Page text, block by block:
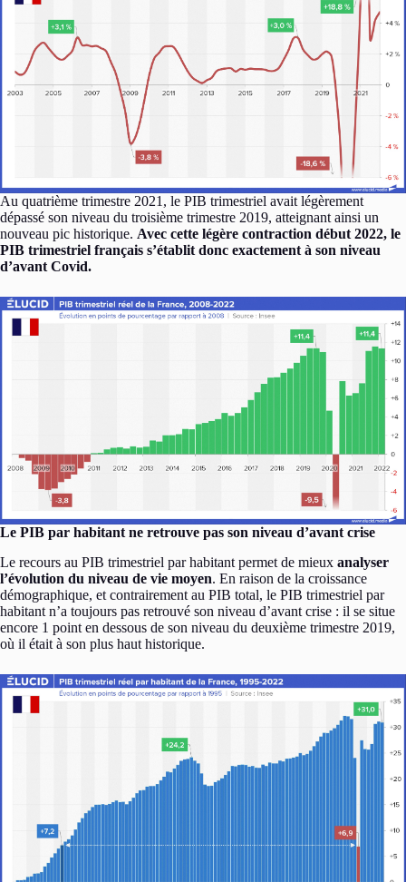
Au quatrième trimestre 2021, le PIB trimestriel avait légèrement
dépassé son niveau du troisième trimestre 2019, atteignant ainsi un
nouveau pic historique. Avec cette légère contraction début 2022, le
PIB trimestriel français s’établit donc exactement à son niveau
d’avant Covid.
Le PIB par habitant ne retrouve pas son niveau d’avant crise
Le recours au PIB trimestriel par habitant permet de mieux analyser
l’évolution du niveau de vie moyen. En raison de la croissance
démographique, et contrairement au PIB total, le PIB trimestriel par
habitant n’a toujours pas retrouvé son niveau d’avant crise : il se situe
encore 1 point en dessous de son niveau du deuxième trimestre 2019,
où il était à son plus haut historique.